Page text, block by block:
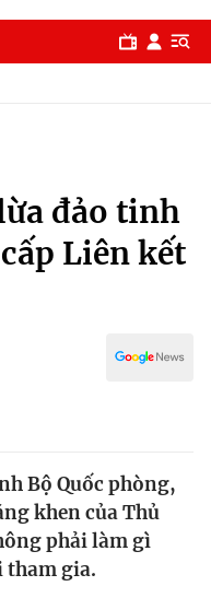
đảo tinh
Liên kết
Bộ Quốc phòng,
khen của Thủ
phải làm gì
tham gia.